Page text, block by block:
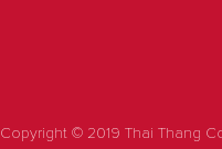
Copyright © 2019 Thai Thang